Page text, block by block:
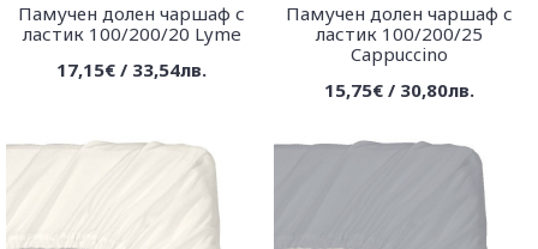
Памучен долен чаршаф с
ластик 100/200/20 Lyme
17,15€ / 33,54лв.
Памучен долен чаршаф с
ластик 100/200/25
Cappuccino
15,75€ / 30,80лв.